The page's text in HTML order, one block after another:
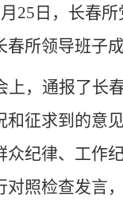
月25日，长春
春所领导班子
上，通报了长
和征求到的意
众纪律、工作
对照检查发言